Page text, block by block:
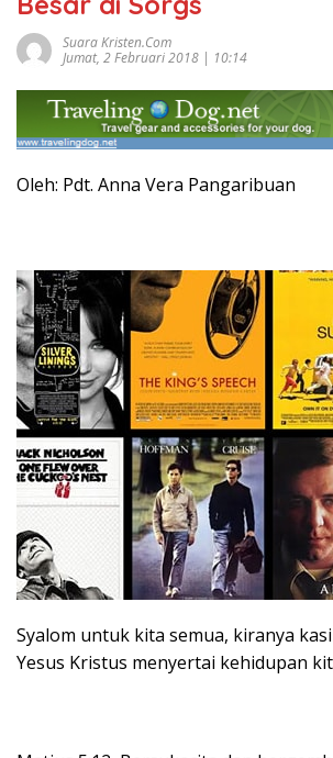
Suara Kristen.com
Jumat, 2 Februari 2018 | 10:14
Oleh: Pdt. Anna Vera Pangaribuan
Syalom untuk kita semua, kiranya
Yesus Kristus menyertai kehidupan